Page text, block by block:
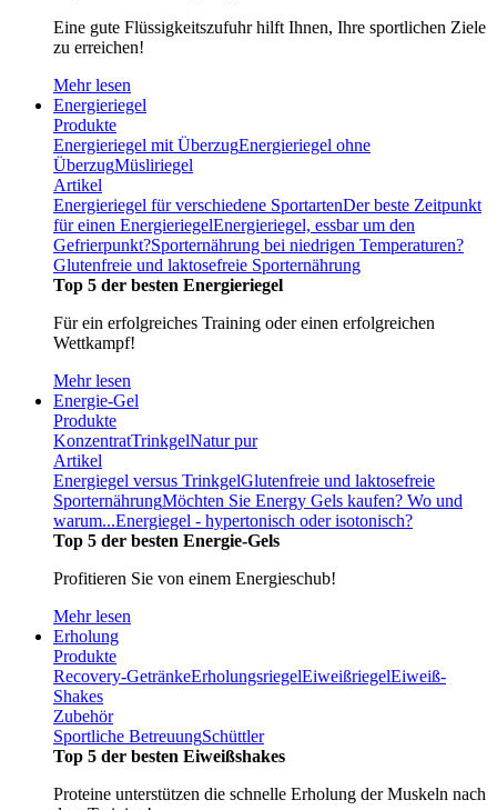
Eine gute Flüssigkeitszufuhr hilft Ihnen, Ihre sportlichen Ziele
zu erreichen!
Mehr lesen
Energieriegel
Produkte
Energieriegel mit ÜberzugEnergieriegel ohne
ÜberzugMüsliriegel
Artikel
Energieriegel für verschiedene SportartenDer beste Zeitpunkt
für einen EnergieriegelEnergieriegel, essbar um den
Gefrierpunkt?Sporternährung bei niedrigen Temperaturen?
Glutenfreie und laktosefreie Sporternährung
Top 5 der besten Energieriegel
Für ein erfolgreiches Training oder einen erfolgreichen
Wettkampf!
Mehr lesen
Energie-Gel
Produkte
KonzentratTrinkgelNatur pur
Artikel
Energiegel versus TrinkgelGlutenfreie und laktosefreie
SporternährungMöchten Sie Energy Gels kaufen? Wo und
warum...Energiegel - hypertonisch oder isotonisch?
Top 5 der besten Energie-Gels
Profitieren Sie von einem Energieschub!
Mehr lesen
Erholung
Produkte
Recovery-GetränkeErholungsriegelEiweißriegelEiweiß-
Shakes
Zubehör
Sportliche BetreuungSchüttler
Top 5 der besten Eiweißshakes
Proteine unterstützen die schnelle Erholung der Muskeln nach